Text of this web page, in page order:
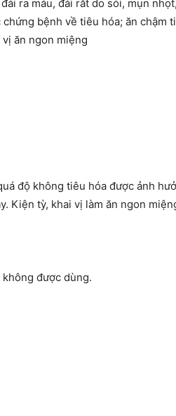
ra máu, đái rắt do sỏi, mụn
bệnh về tiêu hóa; ăn chậm
ăn ngon miệng
độ không tiêu hóa được ảnh
Kiện tỳ, khai vị làm ăn ngon
được dùng.